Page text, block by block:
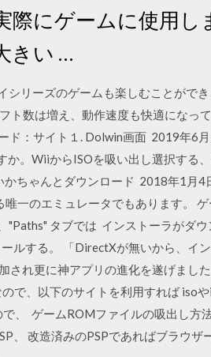
にゲームに使用し
きい …
リーズのゲームも楽しむことがで
ト数は増え、動作速度も快適になっ
ド：サイト１. Dolwin画面 2019年6
。WiiからISOを吸い出し選択する
ちゃんとダウンロード 2018年1月4
一のエミュレータでもあります。
タブでは インストーラがダウ
ルする。 「DirectXが無いから、イ
れ更に神アプリの進化を遂げました
で、以下のサイトを利用すれば iso
、 ゲームROMファイルの吸出し方
、 改造済みのPSPであればブラウザ